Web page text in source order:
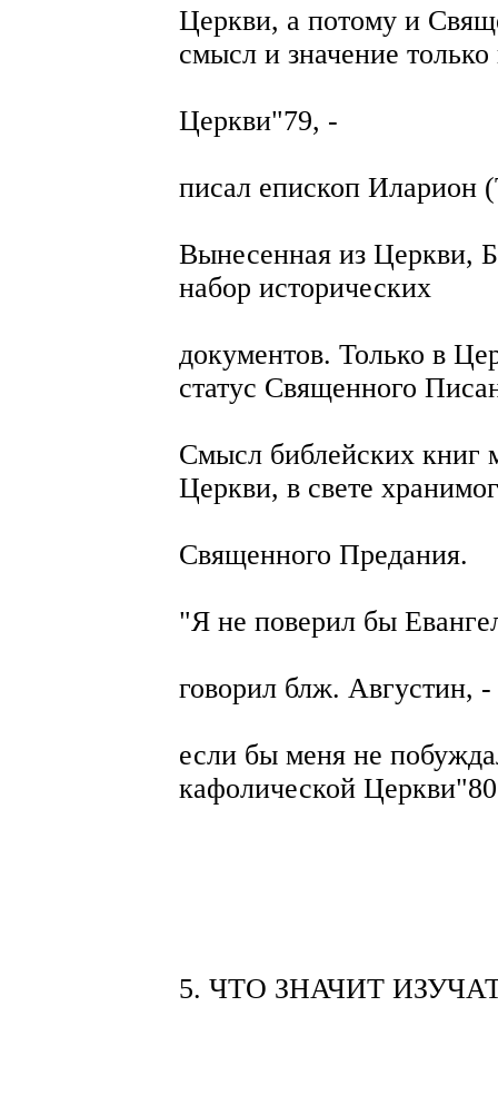
Церкви, а потому и
смысл и значение только
Церкви"79, -
писал епископ Иларион
Вынесенная из Церкви,
набор исторических
документов. Только в
статус Священного
Смысл библейских книг
Церкви, в свете
Священного Предания.
"Я не поверил бы
говорил блж. Августин, -
если бы меня не
кафолической
5. ЧТО ЗНАЧИТ